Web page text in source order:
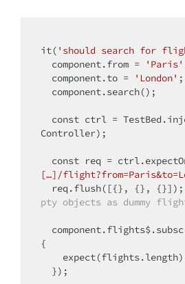
it( 'should search for
  component.from =
'Paris'
  component.to =
'London' ;
const ctrl =
Controller);
const req =
[…]/
  req.flush([{}, {}, {}]);
pty objects as dummy
{